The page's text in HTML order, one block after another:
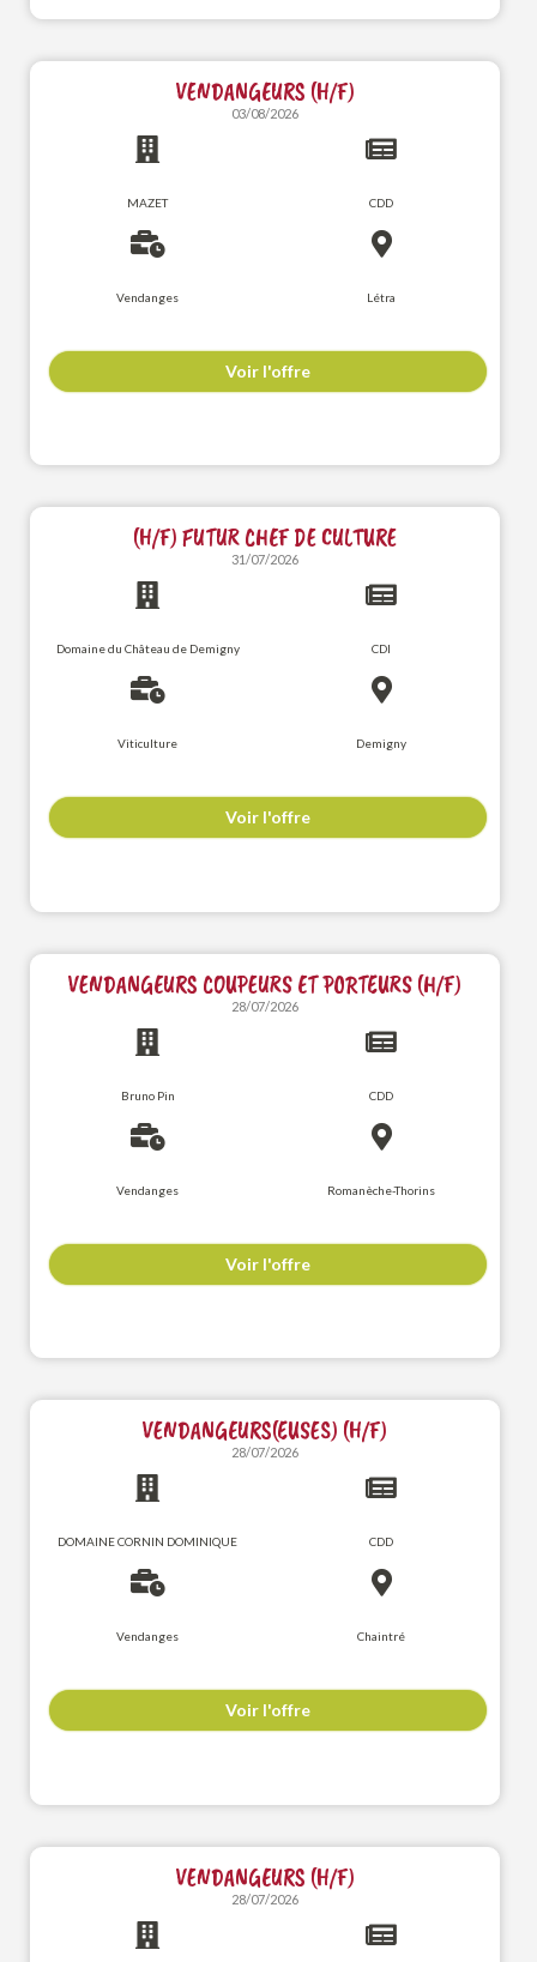
VENDANGEURS (H/F)
03/08/2026
MAZET CDD
Vendanges Létra
Voir l'offre
(H/F) FUTUR CHEF DE CULTURE
31/07/2026
Domaine du Château de Demigny CDI
Viticulture Demigny
Voir l'offre
VENDANGEURS COUPEURS ET PORTEURS (H/F)
28/07/2026
Bruno Pin CDD
Vendanges Romanèche-Thorins
Voir l'offre
VENDANGEURS(EUSES) (H/F)
28/07/2026
DOMAINE CORNIN DOMINIQUE CDD
Vendanges Chaintré
Voir l'offre
VENDANGEURS (H/F)
28/07/2026